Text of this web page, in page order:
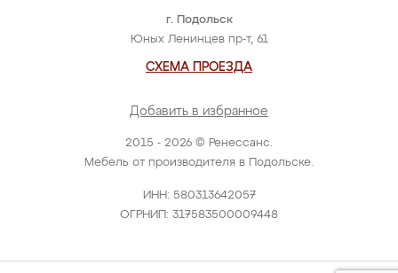
2015 - 2026 © Ренессанс.
Мебель от производителя в Подольске.
ИНН: 580313642057
ОГРНИП: 317583500009448
г. Подольск
Юных Ленинцев пр-т, 61
СХЕМА ПРОЕЗДА
Добавить в избранное